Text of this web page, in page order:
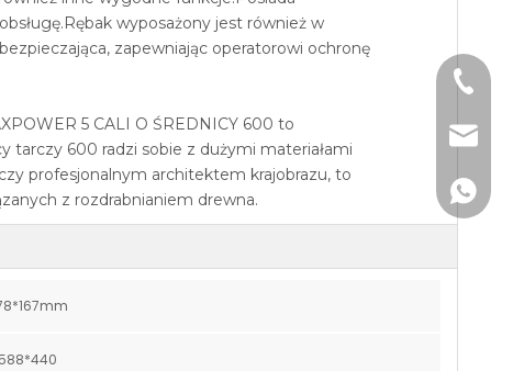
wyposażony jest również w
zapewniając operatorowi ochronę
5 CALI O ŚREDNICY 600 to
tarczy 600 radzi sobie z dużymi materiałami
profesjonalnym architektem krajobrazu, to
z rozdrabnianiem drewna.
588*440
+86-